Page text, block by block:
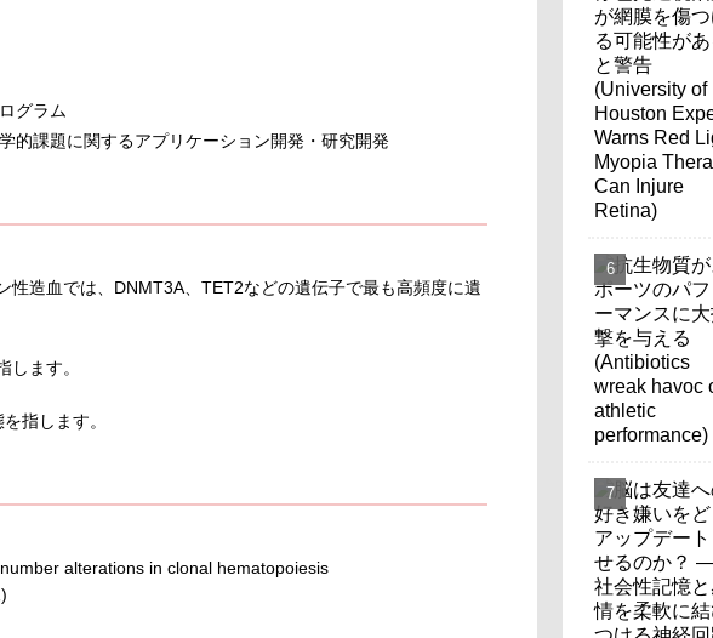
グラム
的課題に関するアプリケーション開発・研究開発
造血では、DNMT3A、TET2などの遺伝子で最も高頻度に遺
ます。
指します。
alterations in clonal hematopoiesis